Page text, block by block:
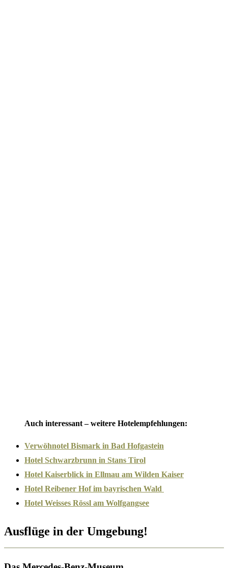
Auch interessant – weitere Hotelempfehlungen:
Verwöhnotel Bismark in Bad Hofgastein
Hotel Schwarzbrunn in Stans Tirol
Hotel Kaiserblick in Ellmau am Wilden Kaiser
Hotel Reibener Hof im bayrischen Wald
Hotel Weisses Rössl am Wolfgangsee
Ausflüge in der Umgebung!